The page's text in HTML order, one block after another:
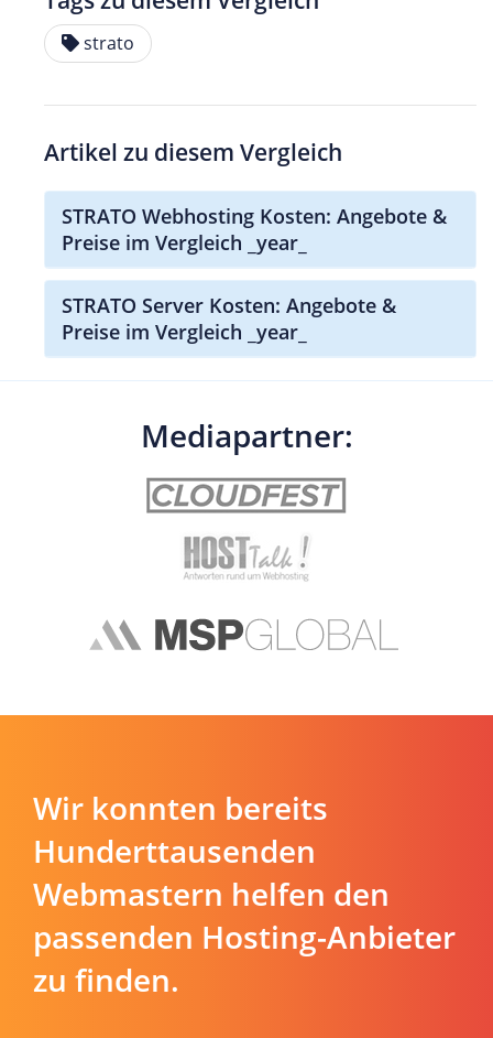
strato
Artikel zu diesem Vergleich
STRATO Webhosting Kosten: Angebote &
Preise im Vergleich _year_
STRATO Server Kosten: Angebote &
Preise im Vergleich _year_
Mediapartner:
Wir konnten bereits
Hunderttausenden
Webmastern helfen den
passenden Hosting-Anbieter
zu finden.